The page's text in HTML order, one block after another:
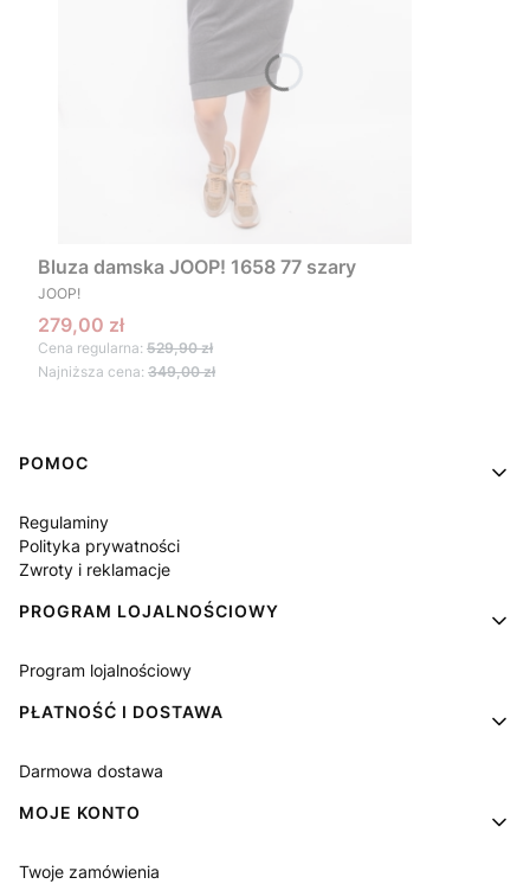
Bluza damska JOOP! 1658 77 szary
PRODUCENT
JOOP!
Cena promocyjna
279,00 zł
Cena regularna: 529,90 zł
Najniższa cena: 349,00 zł
Linki w stopce
POMOC
Regulaminy
Polityka prywatności
Zwroty i reklamacje
PROGRAM LOJALNOŚCIOWY
Program lojalnościowy
PŁATNOŚĆ I DOSTAWA
Darmowa dostawa
MOJE KONTO
Twoje zamówienia